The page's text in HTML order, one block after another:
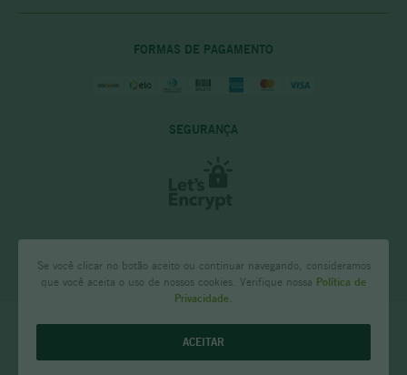
Se você clicar no botão aceito ou continuar navegando, consideramos
que você aceita o uso de nossos cookies. Verifique nossa Política de
Privacidade.
ACEITAR
FORMAS DE PAGAMENTO
SEGURANÇA
CASA RIO VERDE - Comércio de Bebidas NSA LTDA Rua Tenente Anastácio
de Moura 171, loja 02 Santa Efigênia, Belo Horizonte - MG CNPJ:
07.720.996/0001-59